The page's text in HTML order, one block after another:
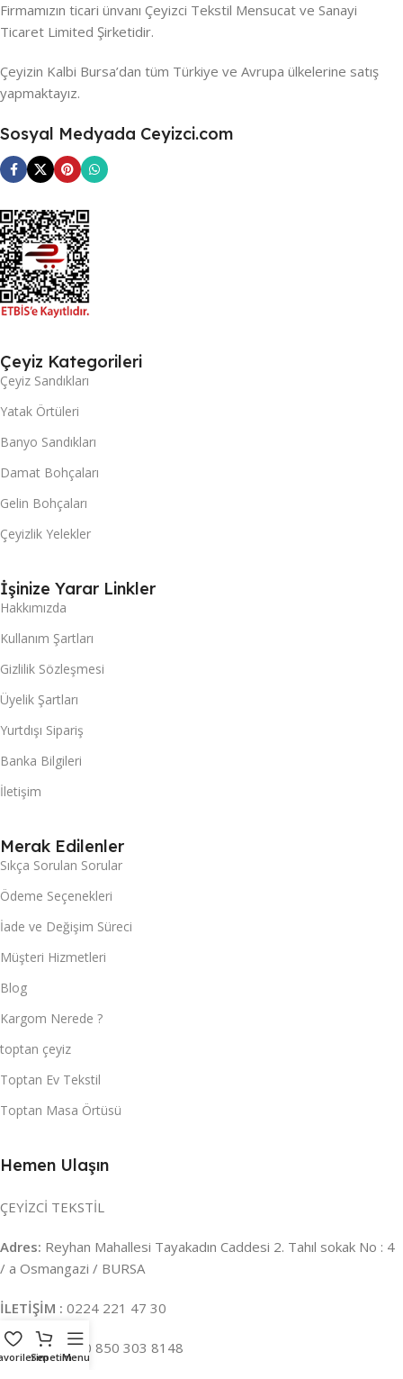
Firmamızın ticari ünvanı Çeyizci Tekstil Mensucat ve Sanayi
Ticaret Limited Şirketidir.
Çeyizin Kalbi Bursa’dan tüm Türkiye ve Avrupa ülkelerine satış
yapmaktayız.
Sosyal Medyada Ceyizci.com
Çeyiz Kategorileri
Çeyiz Sandıkları
Yatak Örtüleri
Banyo Sandıkları
Damat Bohçaları
Gelin Bohçaları
Çeyizlik Yelekler
İşinize Yarar Linkler
Hakkımızda
Kullanım Şartları
Gizlilik Sözleşmesi
Üyelik Şartları
Yurtdışı Sipariş
Banka Bilgileri
İletişim
Merak Edilenler
Sıkça Sorulan Sorular
Ödeme Seçenekleri
İade ve Değişim Süreci
Müşteri Hizmetleri
Blog
Kargom Nerede ?
toptan çeyiz
Toptan Ev Tekstil
Toptan Masa Örtüsü
Hemen Ulaşın
ÇEYİZCİ TEKSTİL
Adres: Reyhan Mahallesi Tayakadın Caddesi 2. Tahıl sokak No : 4
/ a Osmangazi / BURSA
İLETİŞİM : 0224 221 47 30
WHATSAPP :0 850 303 8148
SepetimMenu